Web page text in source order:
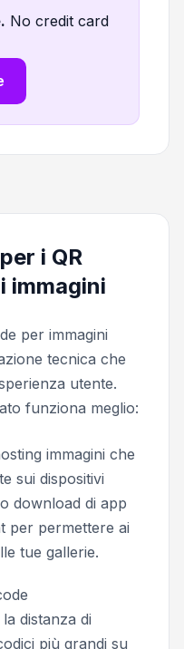
. No credit card
i QR
immagini
per immagini
tecnica che
utente.
funziona meglio:
immagini che
sui dispositivi
download di app
per permettere ai
tue gallerie.
distanza di
più grandi su